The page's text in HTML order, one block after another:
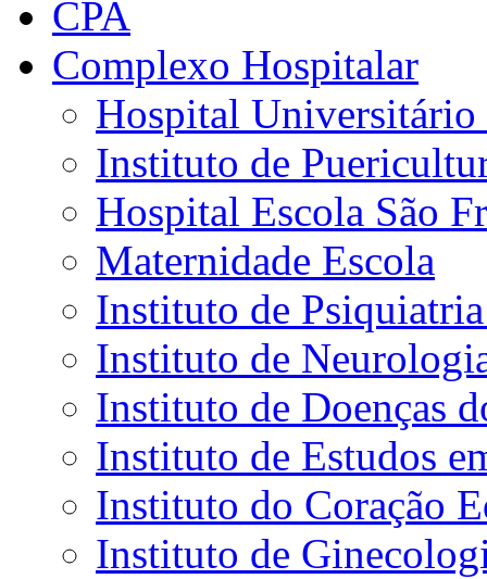
CPA
Complexo Hospitalar
Hospital
Instituto de
Hospital Escola São
Maternidade Escola
Instituto de
Instituto de
Instituto de Doenças
Instituto de Estudos
Instituto do Coração
Instituto de